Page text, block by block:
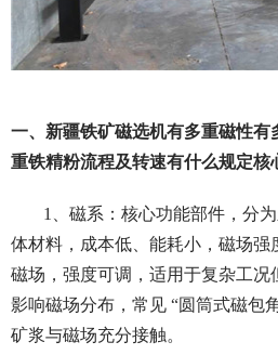
一、新疆铁矿磁选机有多重磁性有
重铁精粉流程及转速有什么规定核
1、磁系：核心功能部件，分
体材料，成本低、能耗小，磁场强
磁场，强度可调，适用于复杂工况
影响磁场分布，常见 “圆筒式磁包
矿浆与磁场充分接触。